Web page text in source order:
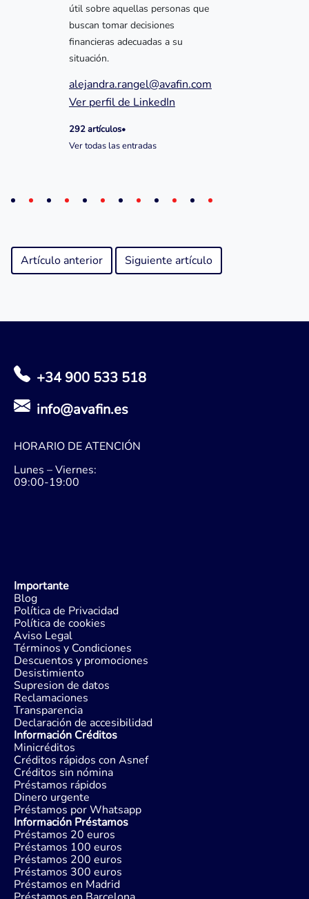
útil sobre aquellas personas que
buscan tomar decisiones
financieras adecuadas a su
situación.
alejandra.rangel@avafin.com
Ver perfil de LinkedIn
292 artículos•
Ver todas las entradas
Artículo anterior Siguiente artículo
+34 900 533 518
info@avafin.es
HORARIO DE ATENCIÓN
Lunes – Viernes:
09:00-19:00
Importante
Blog
Política de Privacidad
Política de cookies
Aviso Legal
Términos y Condiciones
Descuentos y promociones
Desistimiento
Supresion de datos
Reclamaciones
Transparencia
Declaración de accesibilidad
Información Créditos
Minicréditos
Créditos rápidos con Asnef
Créditos sin nómina
Préstamos rápidos
Dinero urgente
Préstamos por Whatsapp
Información Préstamos
Préstamos 20 euros
Préstamos 100 euros
Préstamos 200 euros
Préstamos 300 euros
Préstamos en Madrid